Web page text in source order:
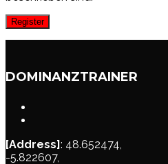
Register
DOMINANZTRAINER
[Address] : 48.652474,
-5.822607,